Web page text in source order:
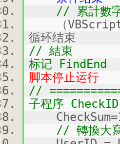
// 累計數
（VBScript
循环结束
// 結束
标记 FindEnd
脚本停止运行
//
子程序 CheckID
// 轉換大